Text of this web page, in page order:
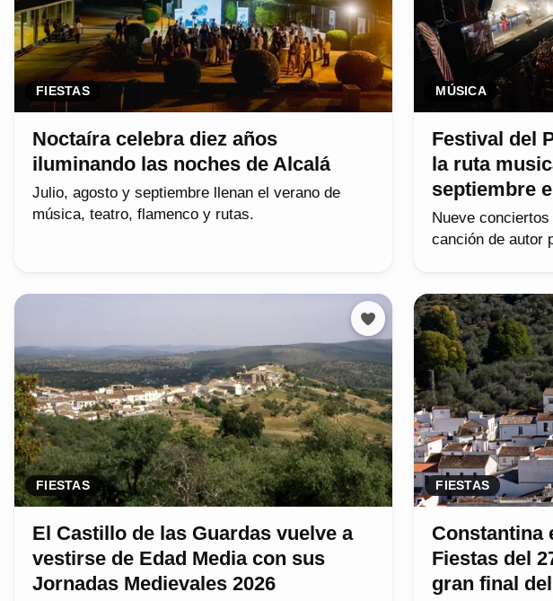
FIESTAS
Noctaíra celebra diez años
iluminando las noches de Alcalá
Julio, agosto y septiembre llenan el verano de
música, teatro, flamenco y rutas.
MÚSICA
Festival del
la ruta
septiembre
Nueve
canción de autor
FIESTAS
El Castillo de las Guardas vuelve a
vestirse de Edad Media con sus
Jornadas Medievales 2026
FIESTAS
Constantina
Fiestas del
gran final